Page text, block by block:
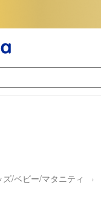
ズ/ベビー/マタニティ